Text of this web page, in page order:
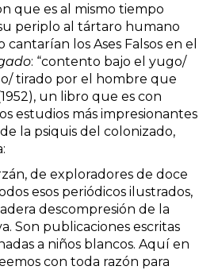
que es al mismo tiempo
periplo al tártaro humano
cantarían los Ases Falsos en el
: “contento bajo el yugo/
tirado por el hombre que
un libro que es con
estudios más impresionantes
la psiquis del colonizado,
de exploradores de doce
esos periódicos ilustrados,
descompresión de la
Son publicaciones escritas
a niños blancos. Aquí en
con toda razón para